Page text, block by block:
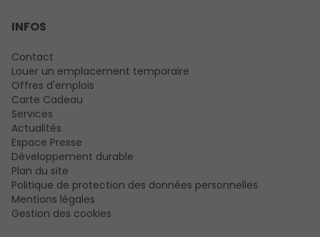
INFOS
Contact
Louer un emplacement temporaire
Offres d'emplois
Carte Cadeau
Services
Actualités
Espace Presse
Développement durable
Plan du site
Politique de protection des données personnelles
Mentions légales
Gestion des cookies